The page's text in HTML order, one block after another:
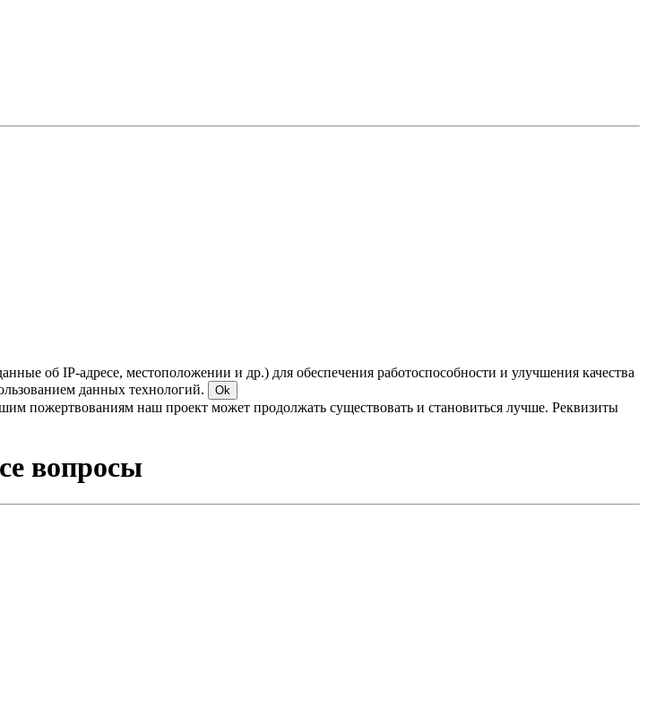
об IP-адресе, местоположении и др.) для обеспечения работоспособности и улучшения качества
данных технологий.
Ok
пожертвованиям наш проект может продолжать существовать и становиться лучше. Реквизиты
вопросы